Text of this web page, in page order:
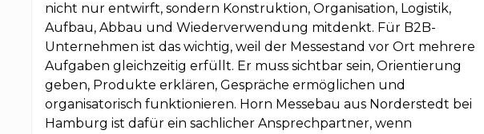
nicht nur entwirft, sondern Konstruktion, Organisation, Logistik,
Aufbau, Abbau und Wiederverwendung mitdenkt. Für B2B-
Unternehmen ist das wichtig, weil der Messestand vor Ort mehrere
Aufgaben gleichzeitig erfüllt. Er muss sichtbar sein, Orientierung
geben, Produkte erklären, Gespräche ermöglichen und
organisatorisch funktionieren. Horn Messebau aus Norderstedt bei
Hamburg ist dafür ein sachlicher Ansprechpartner, wenn